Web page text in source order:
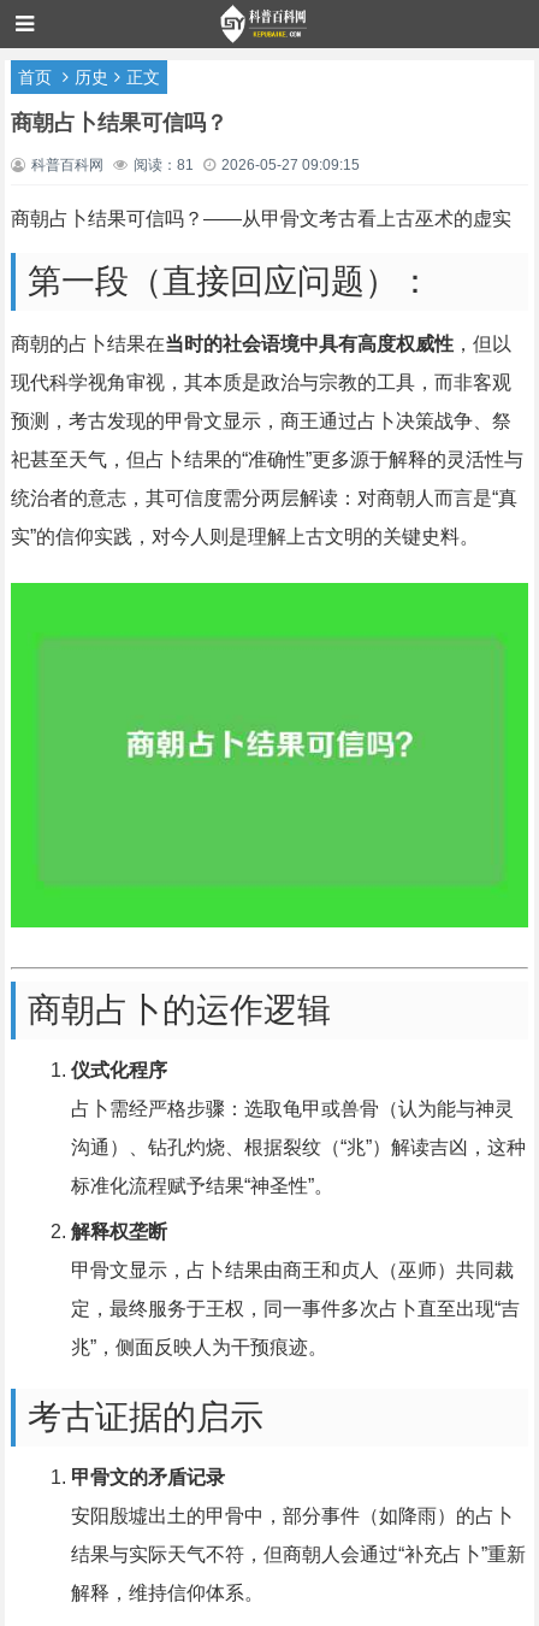
首页 历史 正文
商朝占卜结果可信吗？
科普百科网 阅读：81 2026-05-27 09:09:15
商朝占卜结果可信吗？——从甲骨文考古看上古巫术的虚实
第一段（直接回应问题）：
商朝的占卜结果在当时的社会语境中具有高度权威性，但以
现代科学视角审视，其本质是政治与宗教的工具，而非客观
预测，考古发现的甲骨文显示，商王通过占卜决策战争、祭
祀甚至天气，但占卜结果的“准确性”更多源于解释的灵活性与
统治者的意志，其可信度需分两层解读：对商朝人而言是“真
实”的信仰实践，对今人则是理解上古文明的关键史料。
商朝占卜的运作逻辑
仪式化程序
占卜需经严格步骤：选取龟甲或兽骨（认为能与神灵
沟通）、钻孔灼烧、根据裂纹（“兆”）解读吉凶，这种
标准化流程赋予结果“神圣性”。
解释权垄断
甲骨文显示，占卜结果由商王和贞人（巫师）共同裁
定，最终服务于王权，同一事件多次占卜直至出现“吉
兆”，侧面反映人为干预痕迹。
考古证据的启示
甲骨文的矛盾记录
安阳殷墟出土的甲骨中，部分事件（如降雨）的占卜
结果与实际天气不符，但商朝人会通过“补充占卜”重新
解释，维持信仰体系。